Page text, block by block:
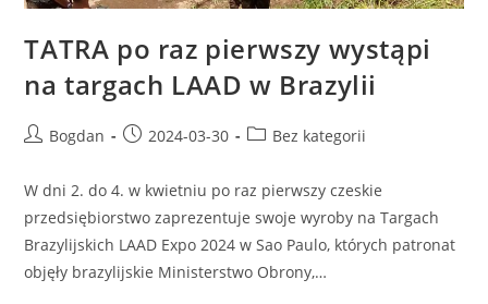
TATRA po raz pierwszy wystąpi
na targach LAAD w Brazylii
PostBogdan
Post2024-03-30
PostBez kategorii
W dni 2. do 4. w kwietniu po raz pierwszy czeskie
przedsiębiorstwo zaprezentuje swoje wyroby na Targach
Brazylijskich LAAD Expo 2024 w Sao Paulo, których patronat
objęły brazylijskie Ministerstwo Obrony,…